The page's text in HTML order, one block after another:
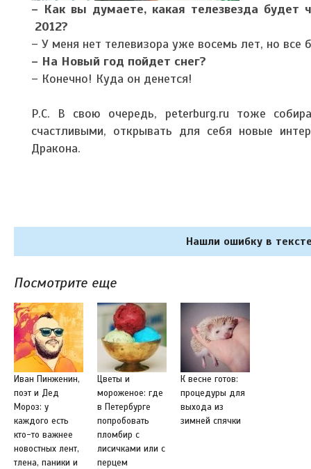
– Как вы думаете, какая телезвезда будет
2012?
– У меня нет телевизора уже восемь лет, но все
– На Новый год пойдет снег?
– Конечно! Куда он денется!
P.C. В свою очередь, peterburg.ru тоже
счастливыми, открывать для себя новые
Дракона.
Нашли ошибку в
Посмотрите еще
Иван Пинженин,
поэт и Дед
Мороз: у
каждого есть
кто-то важнее
новостных лент,
тлена, паники и
Цветы и
мороженое: где
в Петербурге
попробовать
пломбир с
лисичками или с
перцем
К весне готов:
процедуры для
выхода из
зимней спячки